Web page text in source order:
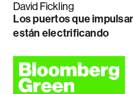
David Fickling
Los puertos que
están electrificando